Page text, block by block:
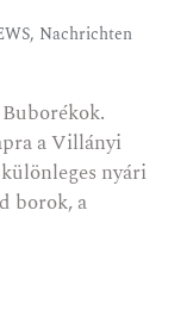
, Nachrichten
a Villányi
nyári
borok, a